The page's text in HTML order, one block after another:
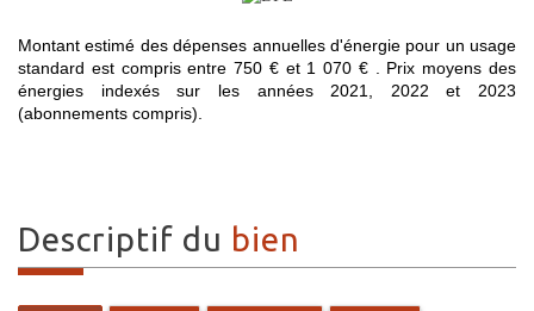
Montant estimé des dépenses annuelles d'énergie pour un usage
standard est compris entre 750 € et 1 070 € . Prix moyens des
énergies indexés sur les années 2021, 2022 et 2023
(abonnements compris).
descriptif du bien